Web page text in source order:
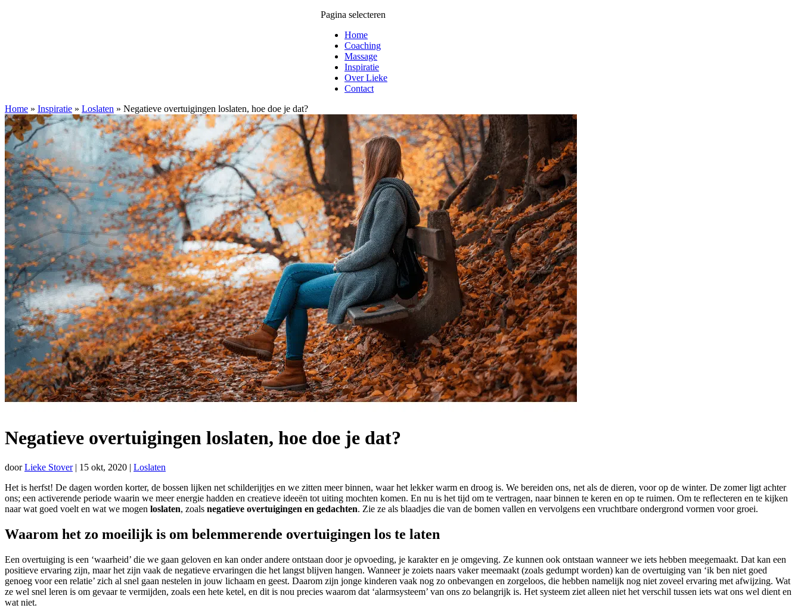
Pagina selecteren
Home
Coaching
Massage
Inspiratie
Over Lieke
Contact
Home » Inspiratie » Loslaten » Negatieve overtuigingen loslaten, hoe doe je dat?
Negatieve overtuigingen loslaten, hoe doe je dat?
doorLieke Stover| 15 okt, 2020 | Loslaten
Het is herfst! De dagen worden korter, de bossen lijken net schilderijtjes en we zitten meer binnen, waar het lekker warm en droog is. We bereiden ons, net als de dieren, voor op de winter. De zomer ligt achter
ons; een activerende periode waarin we meer energie hadden en creatieve ideeën tot uiting mochten komen. En nu is het tijd om te vertragen, naar binnen te keren en op te ruimen. Om te reflecteren en te kijken
naar wat goed voelt en wat we mogen loslaten, zoals negatieve overtuigingen en gedachten. Zie ze als blaadjes die van de bomen vallen en vervolgens een vruchtbare ondergrond vormen voor groei.
Waarom het zo moeilijk is om belemmerende overtuigingen los te laten
Een overtuiging is een ‘waarheid’ die we gaan geloven en kan onder andere ontstaan door je opvoeding, je karakter en je omgeving. Ze kunnen ook ontstaan wanneer we iets hebben meegemaakt. Dat kan een
positieve ervaring zijn, maar het zijn vaak de negatieve ervaringen die het langst blijven hangen. Wanneer je zoiets naars vaker meemaakt (zoals gedumpt worden) kan de overtuiging van ‘ik ben niet goed
genoeg voor een relatie’ zich al snel gaan nestelen in jouw lichaam en geest. Daarom zijn jonge kinderen vaak nog zo onbevangen en zorgeloos, die hebben namelijk nog niet zoveel ervaring met afwijzing. Wat
ze wel snel leren is om gevaar te vermijden, zoals een hete ketel, en dit is nou precies waarom dat ‘alarmsysteem’ van ons zo belangrijk is. Het systeem ziet alleen niet het verschil tussen iets wat ons wel dient en
wat niet.